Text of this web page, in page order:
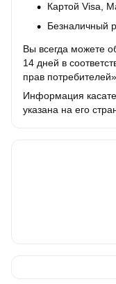
Картой Visa,
Безналичный
Вы всегда можете
14 дней в
прав потребителей».
Информация
указана на его